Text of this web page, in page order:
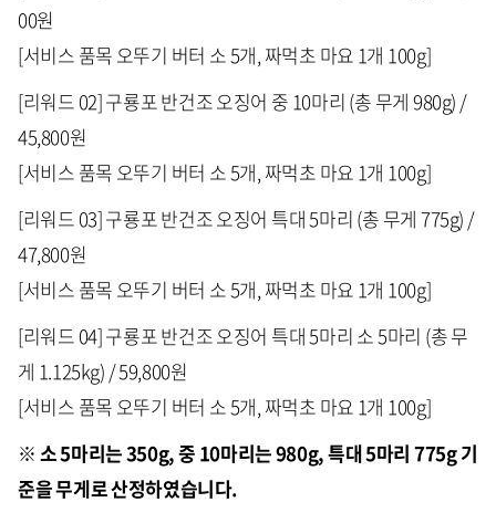
00원
[서비스 품목 오뚜기 버터 소 5개, 짜먹초 마요 1개 100g]
[리워드 02] 구룡포 반건조 오징어 중 10마리 (총 무게 980g) /
45,800원
[서비스 품목 오뚜기 버터 소 5개, 짜먹초 마요 1개 100g]
[리워드 03] 구룡포 반건조 오징어 특대 5마리 (총 무게 775g) /
47,800원
[서비스 품목 오뚜기 버터 소 5개, 짜먹초 마요 1개 100g]
[리워드 04] 구룡포 반건조 오징어 특대 5마리 소 5마리 (총 무
게 1.125kg) / 59,800원
[서비스 품목 오뚜기 버터 소 5개, 짜먹초 마요 1개 100g]
※ 소 5마리는 350g, 중 10마리는 980g, 특대 5마리 775g 기
준을 무게로 산정하였습니다.